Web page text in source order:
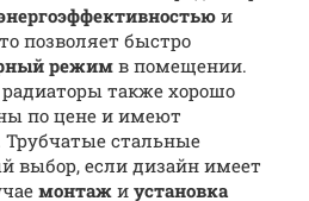
и
позволяет быстро
режим в помещении.
также хорошо
по цене и имеют
стальные
выбор, если дизайн имеет
монтаж и установка